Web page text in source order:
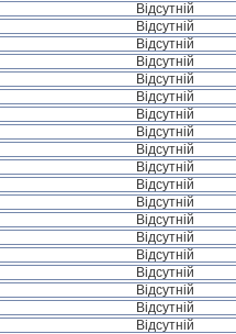
Відсутній
Відсутній
Відсутній
Відсутній
Відсутній
Відсутній
Відсутній
Відсутній
Відсутній
Відсутній
Відсутній
Відсутній
Відсутній
Відсутній
Відсутній
Відсутній
Відсутній
Відсутній
Відсутній